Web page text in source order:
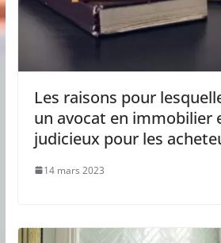
Les raisons pour
un avocat en immobilier
judicieux pour les
14 mars 2023